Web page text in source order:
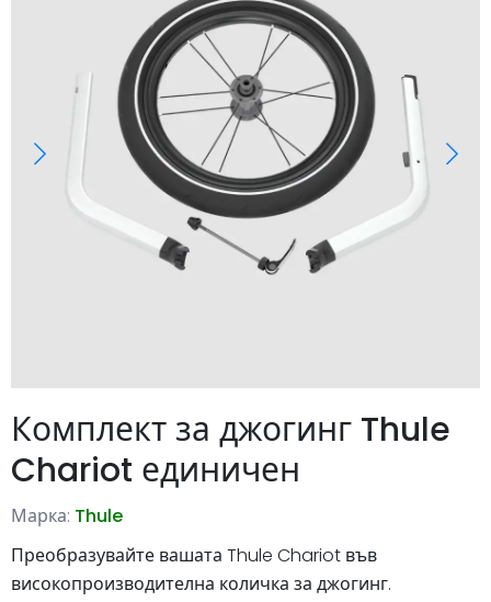
Комплект за джогинг Thule
Chariot единичен
Марка: Thule
Преобразувайте вашата Thule Chariot във
високопроизводителна количка за джогинг.